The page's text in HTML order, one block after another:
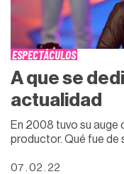
ESPECTÁCULOS
A que se
actualidad
En 2008 tuvo su auge
productor. Qué fue de
07 . 02 . 22